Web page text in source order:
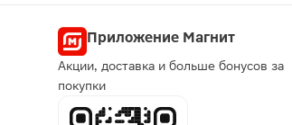
Приложение Магнит
Акции, доставка и больше бонусов за
покупки